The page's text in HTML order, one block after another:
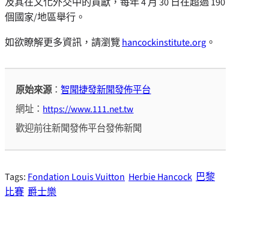
個國家/地區舉行。
如欲瞭解更多資訊，請瀏覽hancockinstitute.org 。
原始來源：智聞捷發新聞發佈平台
網址： https://www.111.net.tw
歡迎前往新聞發佈平台發佈新聞
Tags: Fondation Louis Vuitton Herbie Hancock 巴黎
比賽 爵士樂